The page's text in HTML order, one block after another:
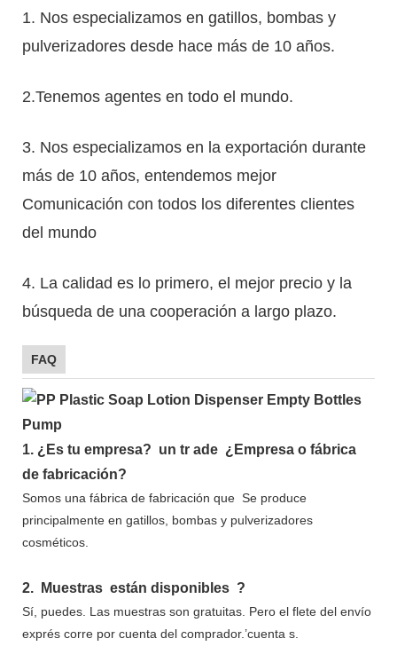
1. Nos especializamos en gatillos, bombas y
pulverizadores desde hace más de 10 años.
2.Tenemos agentes en todo el mundo.
3. Nos especializamos en la exportación durante
más de 10 años, entendemos mejor
Comunicación con todos los diferentes clientes
del mundo
4. La calidad es lo primero, el mejor precio y la
búsqueda de una cooperación a largo plazo.
FAQ
1. ¿Es tu empresa? un tr ade ¿Empresa o fábrica
de fabricación?
Somos una fábrica de fabricación que Se produce
principalmente en gatillos, bombas y pulverizadores
cosméticos.
2. Muestras están disponibles ?
Sí, puedes. Las muestras son gratuitas. Pero el flete del envío
exprés corre por cuenta del comprador.’cuenta s.